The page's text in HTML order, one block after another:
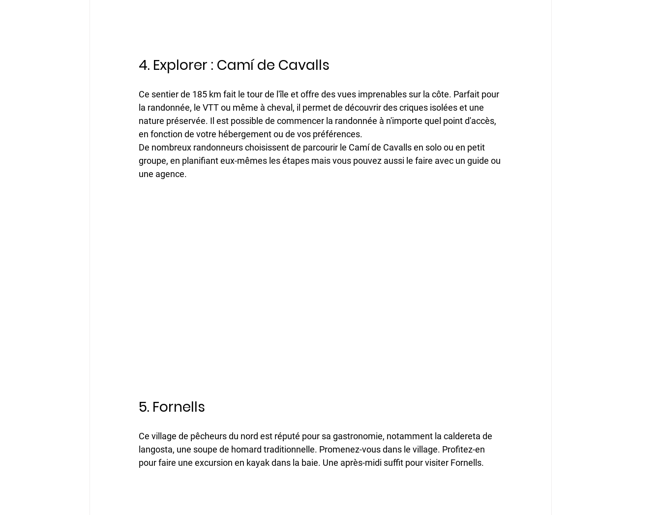
4. Explorer : Camí de Cavalls
Ce sentier de 185 km fait le tour de l'île et offre des vues imprenables sur la côte. Parfait pour
la randonnée, le VTT ou même à cheval, il permet de découvrir des criques isolées et une
nature préservée.​ Il est possible de commencer la randonnée à n'importe quel point d'accès,
en fonction de votre hébergement ou de vos préférences.
De nombreux randonneurs choisissent de parcourir le Camí de Cavalls en solo ou en petit
groupe, en planifiant eux-mêmes les étapes mais vous pouvez aussi le faire avec un guide ou
une agence.
5. Fornells
Ce village de pêcheurs du nord est réputé pour sa gastronomie, notamment la caldereta de
langosta, une soupe de homard traditionnelle. Promenez-vous dans le village. Profitez-en
pour faire une excursion en kayak dans la baie.​ Une après-midi suffit pour visiter Fornells.